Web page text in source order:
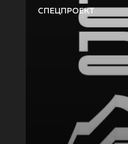
СПЕЦПРОЕКТ